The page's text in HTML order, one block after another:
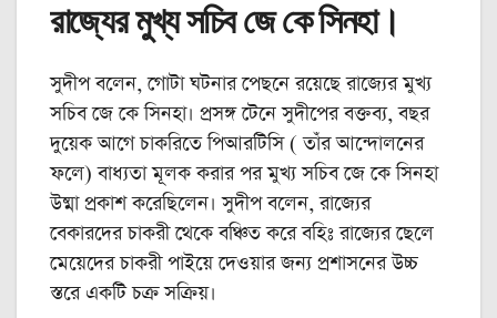
রাজ্যের মুখ্য সচিব জে কে সিনহা।
সুদীপ বলেন, গোটা ঘটনার পেছনে রয়েছে রাজ্যের মুখ্য
সচিব জে কে সিনহা। প্রসঙ্গ টেনে সুদীপের বক্তব্য, বছর
দুয়েক আগে চাকরিতে পিআরটিসি ( তাঁর আন্দোলনের
ফলে) বাধ্যতা মূলক করার পর মুখ্য সচিব জে কে সিনহা
উষ্মা প্রকাশ করেছিলেন। সুদীপ বলেন, রাজ্যের
বেকারদের চাকরী থেকে বঞ্চিত করে বহিঃ রাজ্যের ছেলে
মেয়েদের চাকরী পাইয়ে দেওয়ার জন্য প্রশাসনের উচ্চ
স্তরে একটি চক্র সক্রিয়।